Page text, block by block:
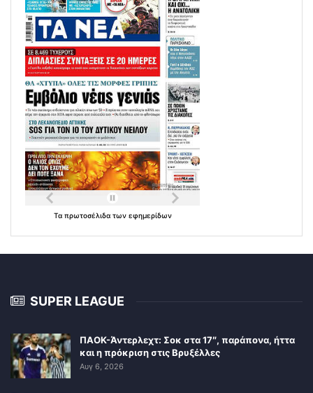
Τα πρωτοσέλιδα των εφημερίδων
SUPER LEAGUE
ΠΑΟΚ-Άντερλεχτ: Σοκ στα 17″, παράπονα, ήττα
και η πρόκριση στις Βρυξέλλες
Αυγ 6, 2026